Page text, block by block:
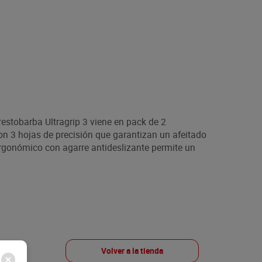
Ultragrip 3 viene en pack de 2
3 hojas de precisión que garantizan un afeitado
con agarre antideslizante permite un
Volver a la tienda